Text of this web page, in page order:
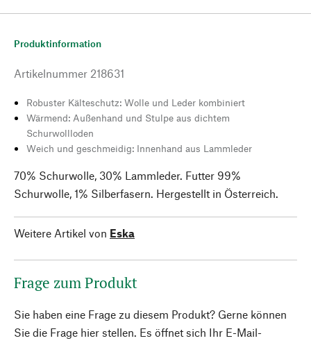
Produktinformation
Artikelnummer 218631
Robuster Kälteschutz: Wolle und Leder kombiniert
Wärmend: Außenhand und Stulpe aus dichtem
Schurwollloden
Weich und geschmeidig: Innenhand aus Lammleder
70% Schurwolle, 30% Lammleder. Futter 99%
Schurwolle, 1% Silberfasern. Hergestellt in Österreich.
Weitere Artikel von Eska
Frage zum Produkt
Sie haben eine Frage zu diesem Produkt? Gerne können
Sie die Frage hier stellen. Es öffnet sich Ihr E-Mail-